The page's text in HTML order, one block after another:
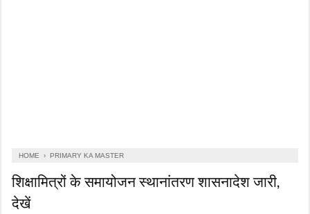
HOME › PRIMARY KA MASTER
शिक्षामित्रों के समायोजन स्थानांतरण शासनादेश जारी,
देखें